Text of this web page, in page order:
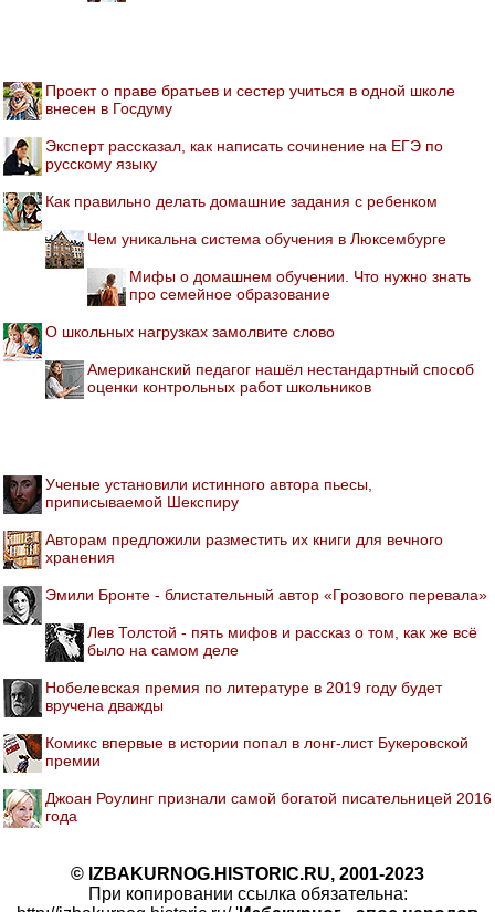
Проект о праве братьев и сестер учиться в одной школе
внесен в Госдуму
Эксперт рассказал, как написать сочинение на ЕГЭ по
русскому языку
Как правильно делать домашние задания с ребенком
Чем уникальна система обучения в Люксембурге
Мифы о домашнем обучении. Что нужно знать
про семейное образование
О школьных нагрузках замолвите слово
Американский педагог нашёл нестандартный способ
оценки контрольных работ школьников
Ученые установили истинного автора пьесы,
приписываемой Шекспиру
Авторам предложили разместить их книги для вечного
хранения
Эмили Бронте - блистательный автор «Грозового перевала»
Лев Толстой - пять мифов и рассказ о том, как же всё
было на самом деле
Нобелевская премия по литературе в 2019 году будет
вручена дважды
Комикс впервые в истории попал в лонг-лист Букеровской
премии
Джоан Роулинг признали самой богатой писательницей 2016
года
© IZBAKURNOG.HISTORIC.RU, 2001-2023
При копировании ссылка обязательна: